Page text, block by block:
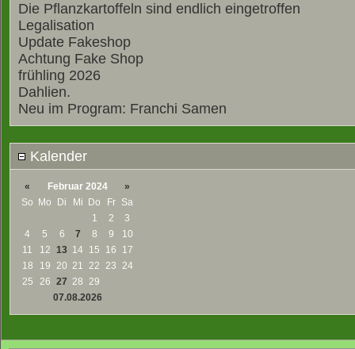
Die Pflanzkartoffeln sind endlich eingetroffen
Legalisation
Update Fakeshop
Achtung Fake Shop
frühling 2026
Dahlien.
Neu im Program: Franchi Samen
Kalender
« Februar 2024
»
So Mo Di Mi Do Fr
Sa
1
2
3
4
5 6 7 8 9
10
11
12 13 14 15 16
17
18
19 20 21 22 23 24
25
26 27 28 29
07.08.2026